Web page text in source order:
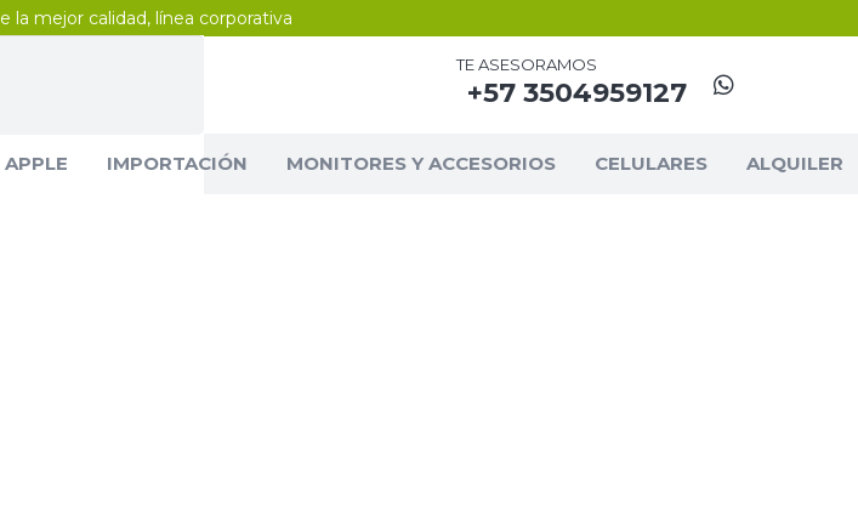
la mejor calidad, línea corporativa
TE ASESORAMOS
+57 3504959127
APPLE IMPORTACIÓN MONITORES Y ACCESORIOS CELULARES ALQUILER